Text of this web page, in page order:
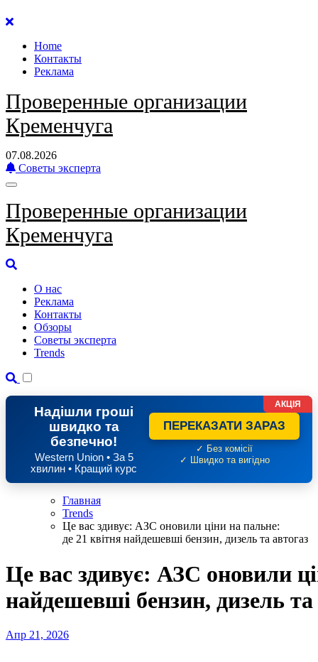
Перейти
содержанию
Home
Контакты
Реклама
Проверенные организации
Кременчуга
07.08.2026
Советы эксперта
Проверенные организации
Кременчуга
О нас
Реклама
Контакты
Обзоры
Советы эксперта
Trends
Надішли гроші
швидко та
безпечно!
Western Union • За 5
хвилин • Кращий курс
ПЕРЕКАЗАТИ ЗАРАЗ
✓ Без комісії
✓ Швидко та вигідно
АКЦІЯ
Главная
Trends
Це вас здивує: АЗС оновили ціни на пальне:
де 21 квітня найдешевші бензин, дизель та автогаз
Це вас здивує: АЗС оновили
найдешевші бензин, дизель та
Апр 21, 2026